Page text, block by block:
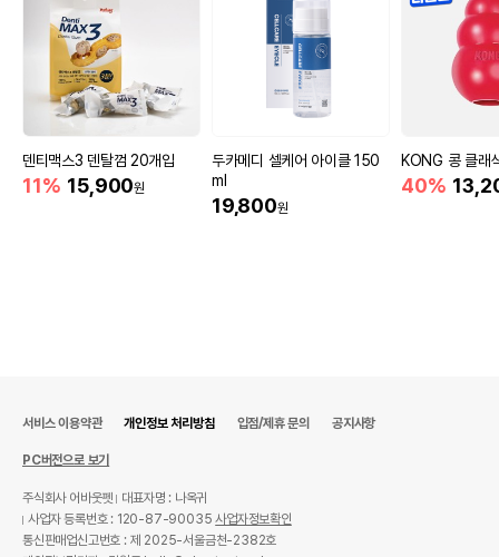
덴티맥스3 덴탈껌 20개입
11% 15,900원
두카메디 셀케어 아이클 150
ml
19,800원
KONG 콩 클래
40%
서비스 이용약관 개인정보 처리방침 입점/제휴 문의 공지사항
PC버전으로 보기
주식회사 어바웃펫
대표자명 : 나옥귀
사업자 등록번호 : 120-87-90035사업자정보확인
통신판매업신고번호 : 제 2025-서울금천-2382호